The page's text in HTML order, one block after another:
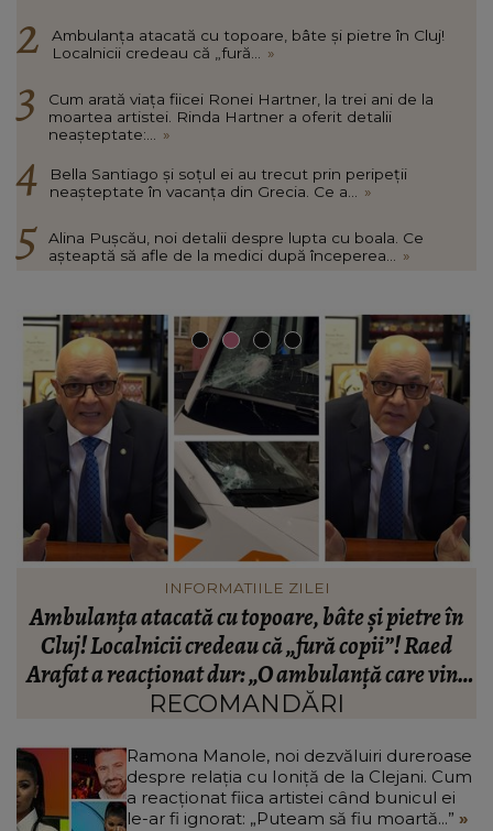
Ambulanța atacată cu topoare, bâte și pietre în Cluj!
Localnicii credeau că „fură...
»
Cum arată viața fiicei Ronei Hartner, la trei ani de la
moartea artistei. Rinda Hartner a oferit detalii
neașteptate:...
»
Bella Santiago și soțul ei au trecut prin peripeții
neașteptate în vacanța din Grecia. Ce a...
»
Alina Pușcău, noi detalii despre lupta cu boala. Ce
așteaptă să afle de la medici după începerea...
»
VEDETE
Cum arată viața fiicei Ronei Hartner, la trei ani
de la moartea artistei. Rinda Hartner a oferit
detalii neașteptate: „Nu ne lasă să mutăm nimic.”
RECOMANDĂRI
Ramona Manole, noi dezvăluiri dureroase
despre relația cu Ioniță de la Clejani. Cum
a reacționat fiica artistei când bunicul ei
le-ar fi ignorat: „Puteam să fiu moartă...”